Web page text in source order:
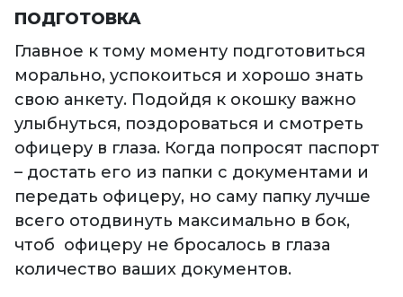
ПОДГОТОВКА
Главное к тому моменту подготовиться
морально, успокоиться и хорошо знать
свою анкету. Подойдя к окошку важно
улыбнуться, поздороваться и смотреть
офицеру в глаза. Когда попросят паспорт
– достать его из папки с документами и
передать офицеру, но саму папку лучше
всего отодвинуть максимально в бок,
чтоб офицеру не бросалось в глаза
количество ваших документов.